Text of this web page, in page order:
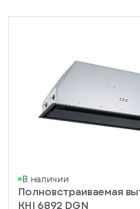
В наличии
Полновстраиваемая
KHI 6892 DGN